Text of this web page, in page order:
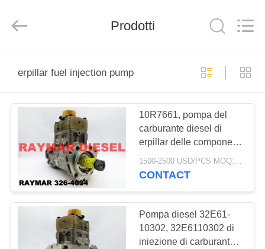
PRODOTTI
NOI
GIRO
FABBRICA
CO.,
Reserved.
Prodotti
erpillar fuel injection pump
10R7661, pompa del
carburante diesel di
erpillar delle componenti
del motore di 32E61-
10302 erpillar in azione
1500-2500 USD/PCS MOQ:1pcs
CONTACT
Pompa diesel 32E61-
10302, 32E6110302 di
iniezione di carburante